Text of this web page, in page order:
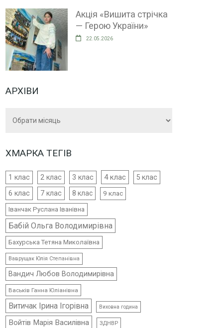
Акція «Вишита стрічка
— Герою України»
22.05.2026
АРХІВИ
ХМАРКА ТЕГІВ
1 клас 2 клас 3 клас 4 клас 5 клас
6 клас 7 клас 8 клас 9 клас
Іванчак Руслана Іванівна
Бабій Ольга Володимирівна
Бахурська Тетяна Миколаївна
Ваврущак Юлія Степанівна
Вандич Любов Володимирівна
Васьків Ганна Юліанівна
Витичак Ірина Ігорівна Виховна година
Войтів Марія Василівна ЗДНВР